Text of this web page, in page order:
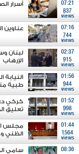
07:21
837
views
أسرار الصحف
07:16
744
views
عناوين
02:37
915
views
لبنان
الإرهاب
01:56
944
views
النيابة
طبية
01:52
998
views
كركي
تعليق
01:44
1564
views
مجلس
الظني
08:36
سامي